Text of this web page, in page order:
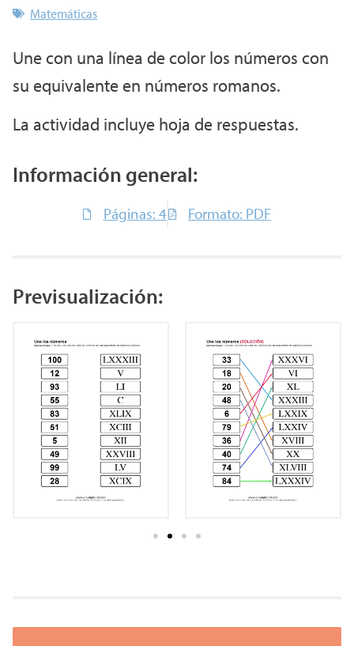
Matemáticas
Une con una línea de color los números con
su equivalente en números romanos.
La actividad incluye hoja de respuestas.
Información general:
Páginas: 4 Formato: PDF
Previsualización: